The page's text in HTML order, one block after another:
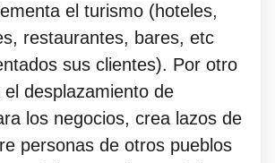
el turismo (hoteles,
restaurantes, bares, etc
sus clientes). Por otro
el desplazamiento de
los negocios, crea lazos de
personas de otros pueblos